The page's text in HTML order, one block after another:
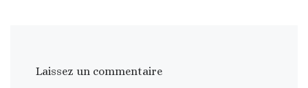
Laissez un commentaire